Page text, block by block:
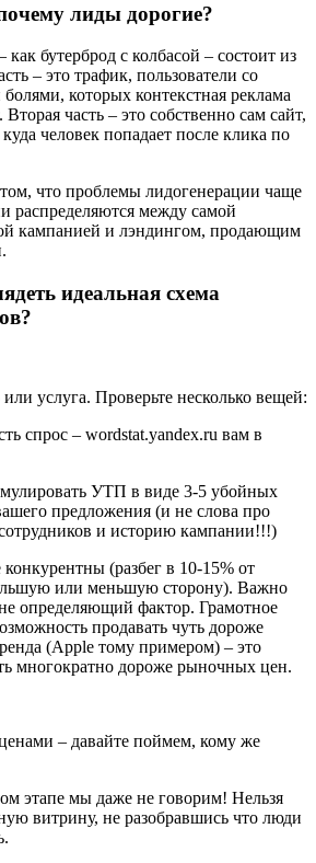
лиды дорогие?
как бутерброд с колбасой – состоит из
– это трафик, пользователи со
которых контекстная реклама
часть – это собственно сам сайт,
человек попадает после клика по
что проблемы лидогенерации чаще
распределяются между самой
кампанией и лэндингом, продающим
идеальная схема
услуга. Проверьте несколько вещей:
спрос – wordstat.yandex.ru вам в
УТП в виде 3-5 убойных
предложения (и не слова про
и историю кампании!!!)
(разбег в 10-15% от
или меньшую сторону). Важно
определяющий фактор. Грамотное
продавать чуть дороже
(Apple тому примером) – это
многократно дороже рыночных цен.
– давайте поймем, кому же
этапе мы даже не говорим! Нельзя
витрину, не разобравшись что люди